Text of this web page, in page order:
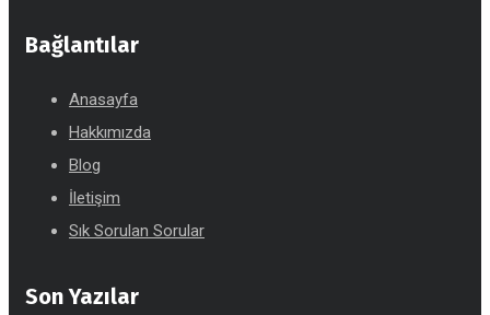
Bağlantılar
Anasayfa
Hakkımızda
Blog
İletişim
Sık Sorulan Sorular
Son Yazılar